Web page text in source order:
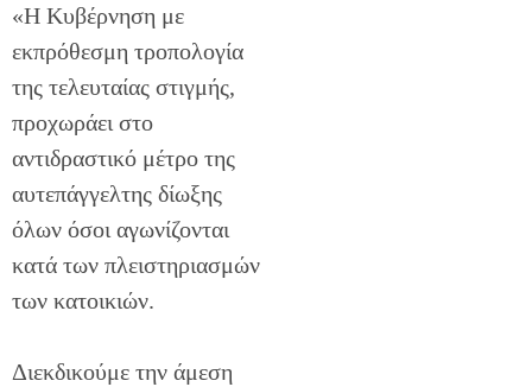
«Η Κυβέρνηση με
εκπρόθεσμη τροπολογία
της τελευταίας στιγμής,
προχωράει στο
αντιδραστικό μέτρο της
αυτεπάγγελτης δίωξης
όλων όσοι αγωνίζονται
κατά των πλειστηριασμών
των κατοικιών.
Διεκδικούμε την άμεση